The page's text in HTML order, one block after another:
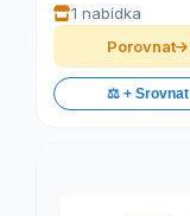
1 nabídka
Porovnat
⚖️ + Srovnat